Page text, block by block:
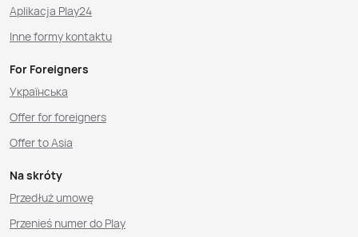
Aplikacja Play24
Inne formy kontaktu
For Foreigners
Українська
Offer for foreigners
Offer to Asia
Na skróty
Przedłuż umowę
Przenieś numer do Play